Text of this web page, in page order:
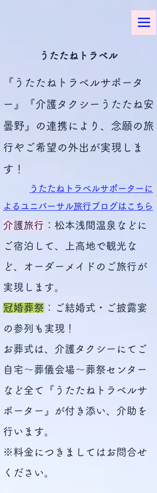
うたたねトラベル
『うたたねトラベルサポータ
ー』『介護タクシーうたたね安
曇野』の連携により、 念願の旅
行やご希望の外出が実現しま
す！
うたたねトラベルサポーターに
よるユニバーサル旅行ブログはこちら
介護旅行 ：松本浅間温泉などに
ご宿泊して、上高地で観光な
ど、オーダーメイドのご旅行が
実現します。
冠婚葬祭 ：ご結婚式・ご披露宴
の参列も実現！
お葬式は、介護タクシーにてご
自宅～葬儀会場～葬祭センター
など全て『うたたねトラベルサ
ポーター』が付き添い、介助を
行います。
​※料金につきましてはお問合せ
ください。